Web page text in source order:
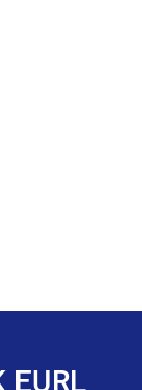
EURL